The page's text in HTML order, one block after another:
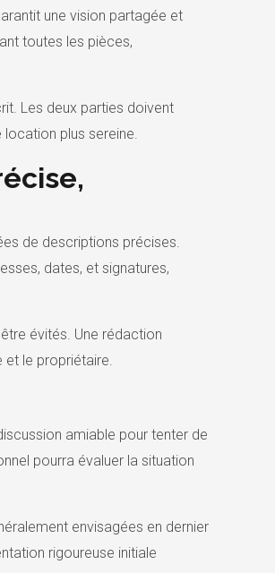
une vision partagée et
toutes les pièces,
Les deux parties doivent
location plus sereine.
de descriptions précises.
dates, et signatures,
évités. Une rédaction
et le propriétaire.
amiable pour tenter de
pourra évaluer la situation
envisagées en dernier
rigoureuse initiale